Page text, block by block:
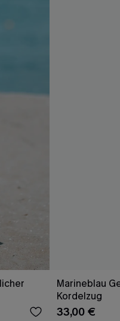
Marineblau
Kordelzug
33,00 €